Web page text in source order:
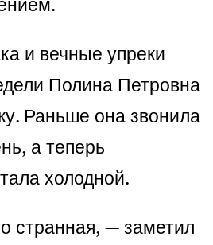
и вечные упреки
Полина Петровна
Раньше она звонила
а теперь
холодной.
странная, — заметил